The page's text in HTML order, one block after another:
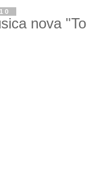
nova "To